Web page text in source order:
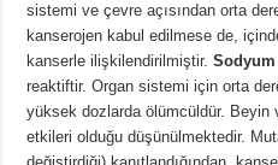
sistemi ve çevre açısından orta
kanserojen kabul edilmese de,
kanserle ilişkilendirilmiştir.
reaktiftir. Organ sistemi için orta
yüksek dozlarda ölümcüldür.
etkileri olduğu düşünülmektedir.